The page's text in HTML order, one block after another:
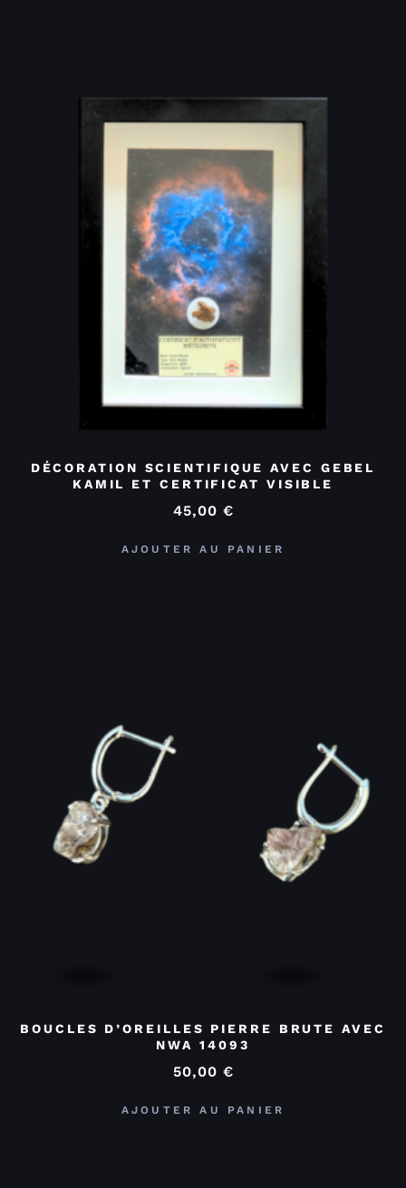
DÉCORATION SCIENTIFIQUE AVEC GEBEL
KAMIL ET CERTIFICAT VISIBLE
45,00 €
AJOUTER AU PANIER
BOUCLES D’OREILLES PIERRE BRUTE AVEC
NWA 14093
50,00 €
AJOUTER AU PANIER